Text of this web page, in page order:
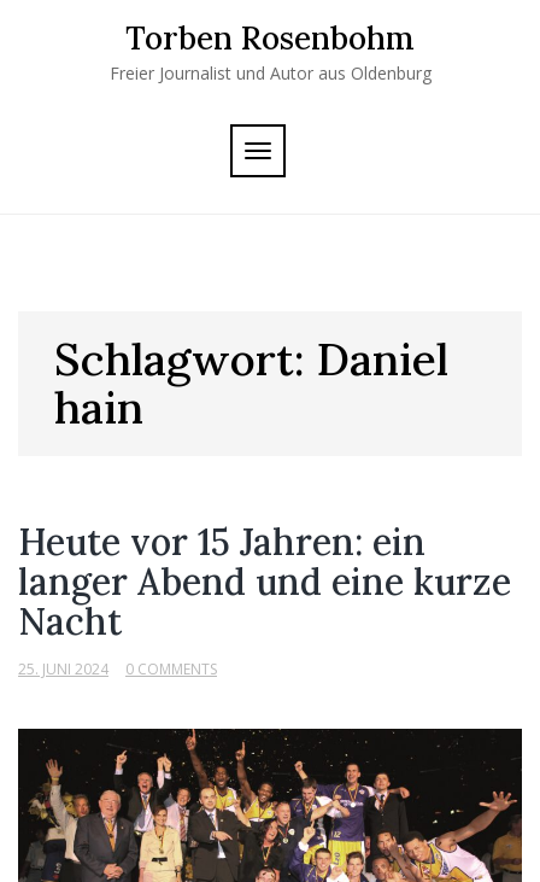
Torben Rosenbohm
Freier Journalist und Autor aus Oldenburg
TOGGLE
NAVIGATION
Schlagwort: Daniel
hain
Heute vor 15 Jahren: ein
langer Abend und eine kurze
Nacht
25. JUNI 2024 0 COMMENTS